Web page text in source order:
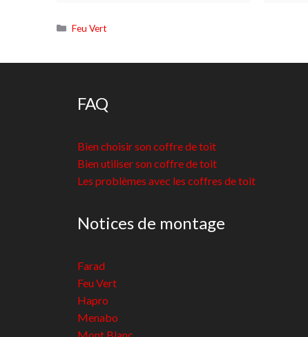
Catégories
Feu Vert
FAQ
Bien choisir son coffre de toit
Bien utiliser son coffre de toit
Les problèmes avec les coffres de toit
Notices de montage
Farad
Feu Vert
Hapro
Menabo